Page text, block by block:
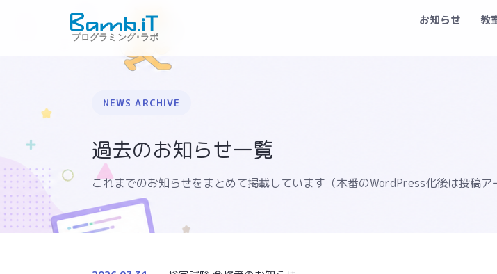
お知らせ 教
NEWS ARCHIVE
過去のお知らせ一覧
これまでのお知らせをまとめて掲載しています（本番のWordPress化後は投稿ア